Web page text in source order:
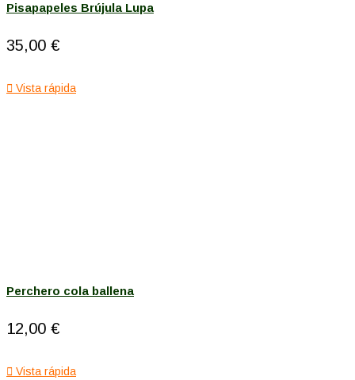
Pisapapeles Brújula Lupa
35,00 €
 Vista rápida
Perchero cola ballena
12,00 €
 Vista rápida